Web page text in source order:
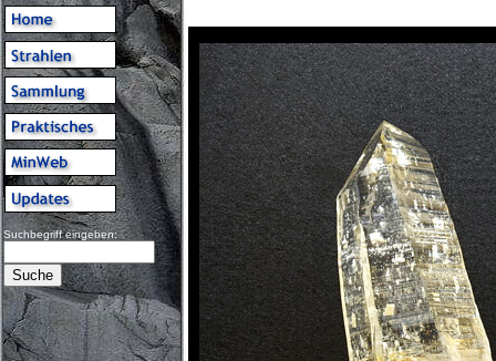
Suchbegriff eingeben: